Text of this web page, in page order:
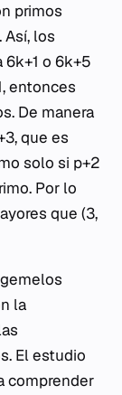
primos
los
o 6k+5
entonces
De manera
que es
solo si p+2
Por lo
que (3,
la
El estudio
comprender